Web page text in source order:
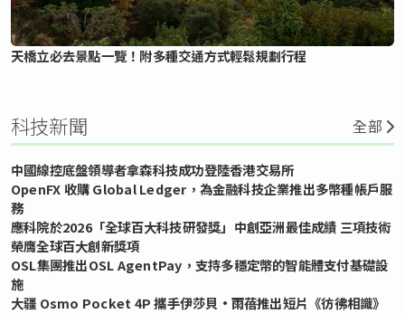
天橋立必去景點一覽！附多種交通方式輕鬆規劃行程
科技新聞 全部
中國線控底盤領導者拿森科技成功登陸香港交易所
OpenFX 收購 Global Ledger，為金融科技企業推出多幣種帳戶服
務
應科院於2026「全球百大科技研發獎」中創亞洲最佳成績 三項技術
榮膺全球百大創新獎項
OSL集團推出OSL AgentPay，支持多穩定幣的智能體支付基礎設
施
大疆 Osmo Pocket 4P 攜手伊莎貝•雨蓓推出短片《彷彿相識》